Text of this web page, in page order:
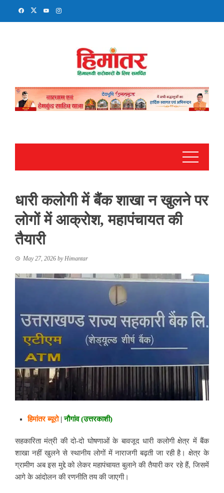
धारी कलोगी में बैंक शाखा न खुलने पर
लोगों में आक्रोश, महापंचायत की
तैयारी
May 27, 2026 byHimantar
हिमांतर ब्यूरो|नौगांव (उत्तरकाशी)
सहकारिता मंत्री की दो-दो घोषणाओं के बावजूद धारी कलोगी क्षेत्र में बैंक
शाखा नहीं खुलने से स्थानीय लोगों में नाराजगी बढ़ती जा रही है। क्षेत्र के
ग्रामीण अब इस मुद्दे को लेकर महापंचायत बुलाने की तैयारी कर रहे हैं, जिसमें
आगे के आंदोलन की रणनीति तय की जाएगी।